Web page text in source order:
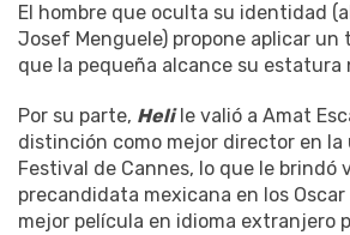
El hombre que oculta su identidad
Josef Menguele) propone aplicar un
que la pequeña alcance su estatura
Por su parte, Helile valió a Amat
distinción como mejor director en la
Festival de Cannes, lo que le brindó
precandidata mexicana en los
mejor película en idioma extranjero